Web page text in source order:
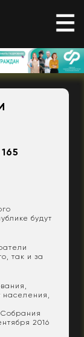
будут
так и за
населения,
2016